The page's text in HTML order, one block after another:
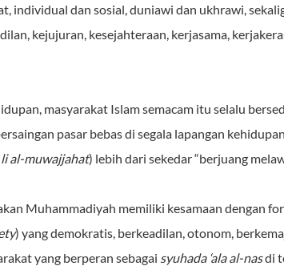
individual dan sosial, duniawi dan ukhrawi,
kejujuran, kesejahteraan, kerjasama,
masyarakat Islam semacam itu selalu
pasar bebas di segala lapangan
al-muwajjahat) lebih dari sekedar “berjuang
Muhammadiyah memiliki kesamaan dengan
) yang demokratis, berkeadilan, otonom,
yang berperan sebagai syuhada ‘ala al-nasdi